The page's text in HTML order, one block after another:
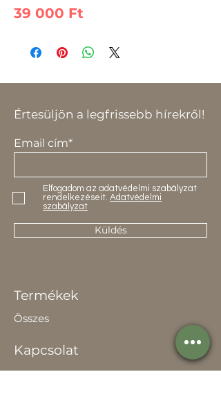
39 000 Ft
Értesüljön a legfrissebb hírekről!
Email cím*
Elfogadom az adatvédelmi szabályzat
rendelkezéseit. Adatvédelmi
szabályzat
Küldés
Termékek
Összes
Kapcsolat
Elérhetőség